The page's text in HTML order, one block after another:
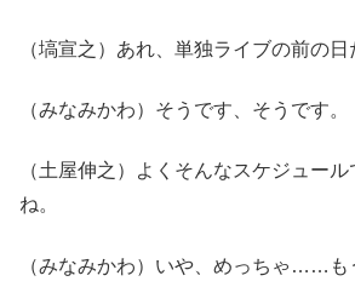
（塙宣之）あれ、単独ライブの前の
（みなみかわ）そうです、そうです。
（土屋伸之）よくそんなスケジュー
ね。
（みなみかわ）いや、めっちゃ……も